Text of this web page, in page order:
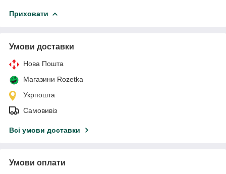
Приховати
Умови доставки
Нова Пошта
Магазини Rozetka
Укрпошта
Самовивіз
Всі умови доставки
Умови оплати